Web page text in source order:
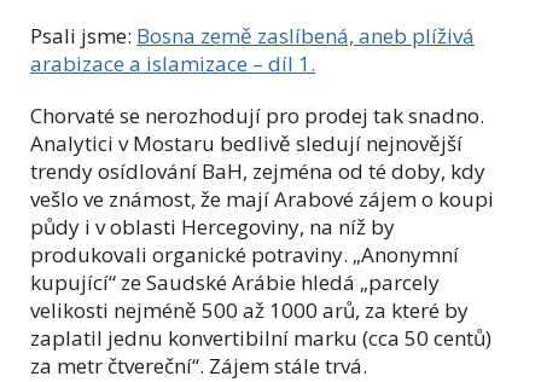
Psali jsme: Bosna země zaslíbená, aneb plíživá
arabizace a islamizace – díl 1.
Chorvaté se nerozhodují pro prodej tak snadno.
Analytici v Mostaru bedlivě sledují nejnovější
trendy osídlování BaH, zejména od té doby, kdy
vešlo ve známost, že mají Arabové zájem o koupi
půdy i v oblasti Hercegoviny, na níž by
produkovali organické potraviny. „Anonymní
kupující“ ze Saudské Arábie hledá „parcely
velikosti nejméně 500 až 1000 arů, za které by
zaplatil jednu konvertibilní marku (cca 50 centů)
za metr čtvereční“. Zájem stále trvá.